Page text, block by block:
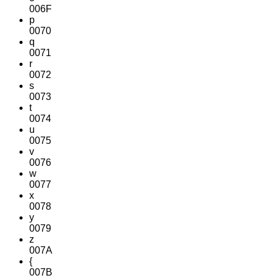
006F
p
0070
q
0071
r
0072
s
0073
t
0074
u
0075
v
0076
w
0077
x
0078
y
0079
z
007A
{
007B